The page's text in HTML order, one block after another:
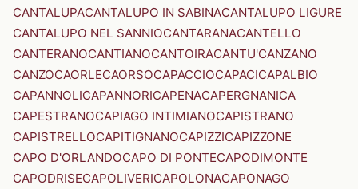
CANTALUPACANTALUPO IN SABINACANTALUPO LIGURE
CANTALUPO NEL SANNIOCANTARANACANTELLO
CANTERANOCANTIANOCANTOIRACANTU'CANZANO
CANZOCAORLECAORSOCAPACCIOCAPACICAPALBIO
CAPANNOLICAPANNORICAPENACAPERGNANICA
CAPESTRANOCAPIAGO INTIMIANOCAPISTRANO
CAPISTRELLOCAPITIGNANOCAPIZZICAPIZZONE
CAPO D'ORLANDOCAPO DI PONTECAPODIMONTE
CAPODRISECAPOLIVERICAPOLONACAPONAGO